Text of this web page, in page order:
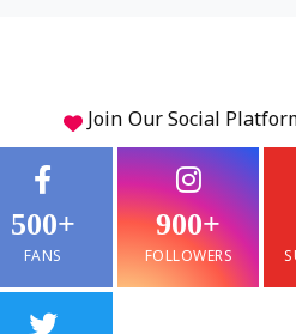
Join OurSocial
500+
FANS
900+
FOLLOWERS